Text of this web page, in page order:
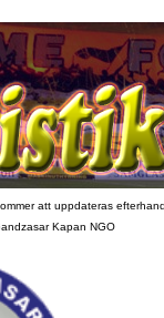
att uppdateras
Kapan NGO